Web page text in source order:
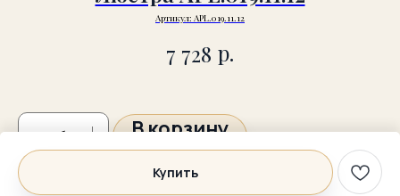
Купить
Артикул: APL.019.11.12
7 728 р.
В корзину